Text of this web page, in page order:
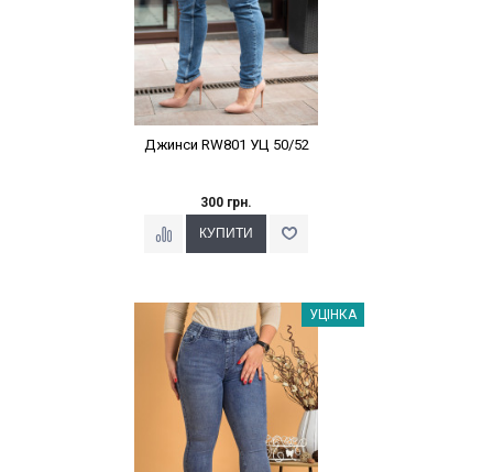
Джинси RW801 УЦ 50/52
300 грн.
Наклейки Варіант з % УЦІНКА